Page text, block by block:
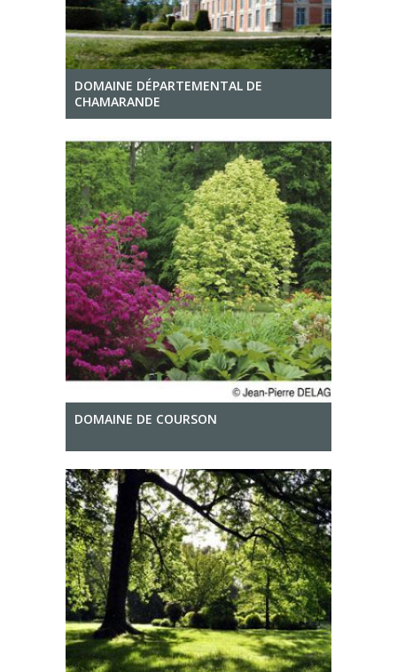
DOMAINE DÉPARTEMENTAL DE
CHAMARANDE
DOMAINE DE COURSON